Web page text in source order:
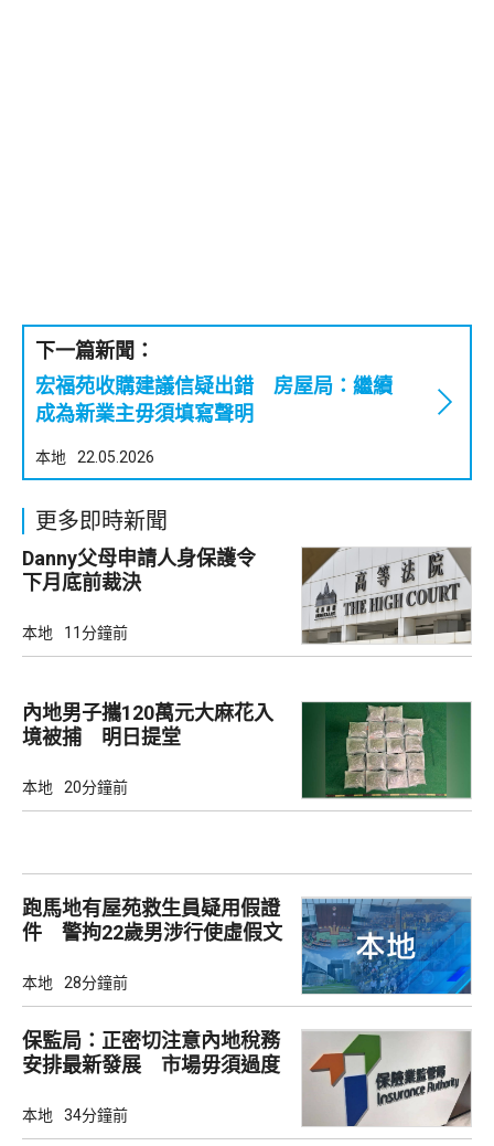
下一篇新聞：
宏福苑收購建議信疑出錯 房屋局：繼續
成為新業主毋須填寫聲明
本地 22.05.2026
更多即時新聞
Danny父母申請人身保護令
下月底前裁決
本地 11分鐘前
內地男子攜120萬元大麻花入
境被捕 明日提堂
本地 20分鐘前
跑馬地有屋苑救生員疑用假證
件 警拘22歲男涉行使虛假文
本地 28分鐘前
保監局：正密切注意內地稅務
安排最新發展 市場毋須過度
本地 34分鐘前